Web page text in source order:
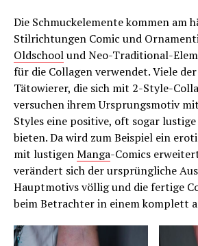
Die Schmuckelemente kommen am
Stilrichtungen Comic und
Oldschoolund Neo-Traditional-
für die Collagen verwendet. Viele
Tätowierer, die sich mit 2-Style-
versuchen ihrem Ursprungsmotiv
Styles eine positive, oft sogar
bieten. Da wird zum Beispiel ein
mit lustigenManga-Comics
verändert sich der ursprüngliche
Hauptmotivs völlig und die fertige
beim Betrachter in einem komplett